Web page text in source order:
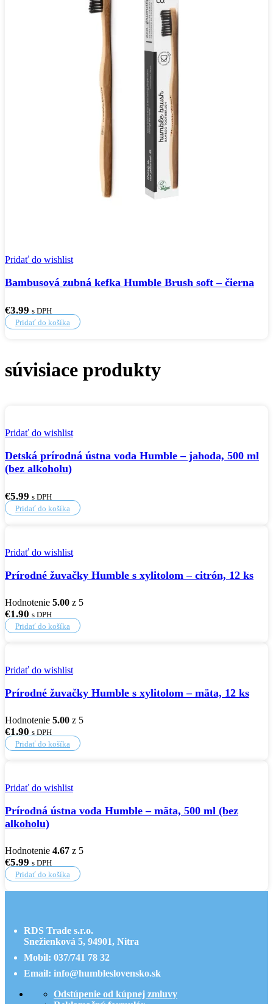
Pridať do wishlist
Bambusová zubná kefka Humble Brush soft – čierna
€3.99 s DPH
Pridať do košíka
súvisiace produkty
Pridať do wishlist
Detská prírodná ústna voda Humble – jahoda, 500 ml
(bez alkoholu)
€5.99 s DPH
Pridať do košíka
Pridať do wishlist
Prírodné žuvačky Humble s xylitolom – citrón, 12 ks
Hodnotenie 5.00 z 5
€1.90 s DPH
Pridať do košíka
Pridať do wishlist
Prírodné žuvačky Humble s xylitolom – mäta, 12 ks
Hodnotenie 5.00 z 5
€1.90 s DPH
Pridať do košíka
Pridať do wishlist
Prírodná ústna voda Humble – mäta, 500 ml (bez
alkoholu)
Hodnotenie 4.67 z 5
€5.99 s DPH
Pridať do košíka
RDS Trade s.r.o.
Snežienková 5, 94901, Nitra
Mobil: 037/741 78 32
Email: info@humbleslovensko.sk
Odstúpenie od kúpnej zmluvy